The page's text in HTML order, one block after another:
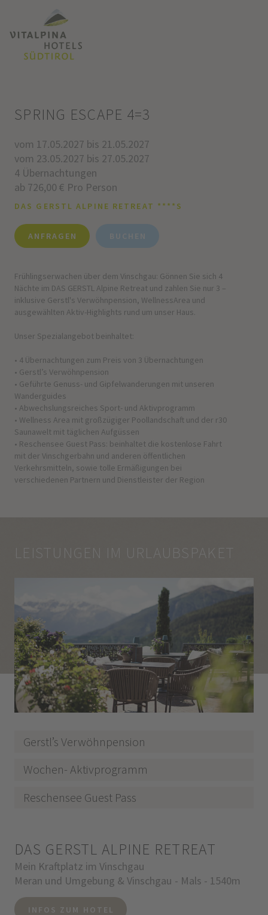
SPRING ESCAPE 4=3
vom 17.05.2027 bis 21.05.2027
vom 23.05.2027 bis 27.05.2027
4 Übernachtungen
ab 726,00 € Pro Person
DAS GERSTL ALPINE RETREAT ****S
ANFRAGEN BUCHEN
Frühlingserwachen über dem Vinschgau: Gönnen Sie sich 4
Nächte im DAS GERSTL Alpine Retreat und zahlen Sie nur 3 –
inklusive Gerstl's Verwöhnpension, WellnessArea und
ausgewählten Aktiv-Highlights rund um unser Haus.
Unser Spezialangebot beinhaltet:
• 4 Übernachtungen zum Preis von 3 Übernachtungen
• Gerstl’s Verwöhnpension
• Geführte Genuss- und Gipfelwanderungen mit unseren
Wanderguides
• Abwechslungsreiches Sport- und Aktivprogramm
• Wellness Area mit großzügiger Poollandschaft und der r30
Saunawelt mit täglichen Aufgüssen
• Reschensee Guest Pass: beinhaltet die kostenlose Fahrt
mit der Vinschgerbahn und anderen öffentlichen
Verkehrsmitteln, sowie tolle Ermäßigungen bei
verschiedenen Partnern und Dienstleister der Region
LEISTUNGEN IM URLAUBSPAKET
Gerstl’s Verwöhnpension
Wochen- Aktivprogramm
Reschensee Guest Pass
DAS GERSTL ALPINE RETREAT
Mein Kraftplatz im Vinschgau
Meran und Umgebung & Vinschgau - Mals - 1540m
INFOS ZUM HOTEL